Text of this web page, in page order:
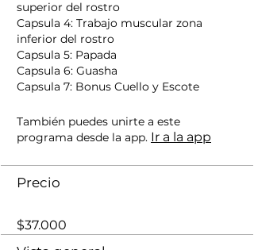
superior del rostro
Capsula 4: Trabajo muscular zona
inferior del rostro
Capsula 5: Papada
Capsula 6: Guasha
También puedes unirte a este
programa desde la app. Ir a la app
Precio
$37.000